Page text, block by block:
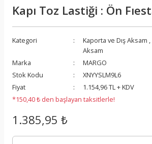
Kapı Toz Lastiği : Ön
Kategori Kaporta ve Dış Aksam ,
Aksam
Marka
MARGO
Stok Kodu
XNYYSLM9L6
Fiyat
1.154,96 TL + KDV
*150,40 ₺ den başlayan taksitlerle!
1.385,95 ₺